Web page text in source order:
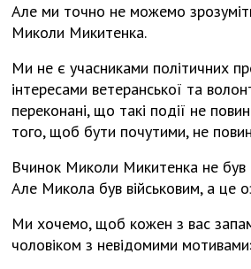
Але ми точно не можемо
Миколи Микитенка.
Ми не є учасниками політичних
інтересами ветеранської та
переконані, що такі події не
того, щоб бути почутими, не
Вчинок Миколи Микитенка не був
Але Микола був військовим, а це
Ми хочемо, щоб кожен з вас
чоловіком з невідомими